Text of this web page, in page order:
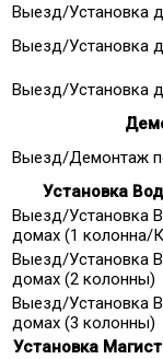
Выезд/Установка
Выезд/Установка
Выезд/Установка
Выезд/Демонтаж
Установка
Выезд/Установка
домах (1 колонна/
Выезд/Установка
домах (2 колонны)
Выезд/Установка
домах (3 колонны)
Установка